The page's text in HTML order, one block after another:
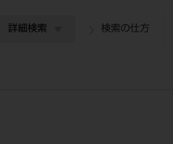
詳細検索 検索の仕方